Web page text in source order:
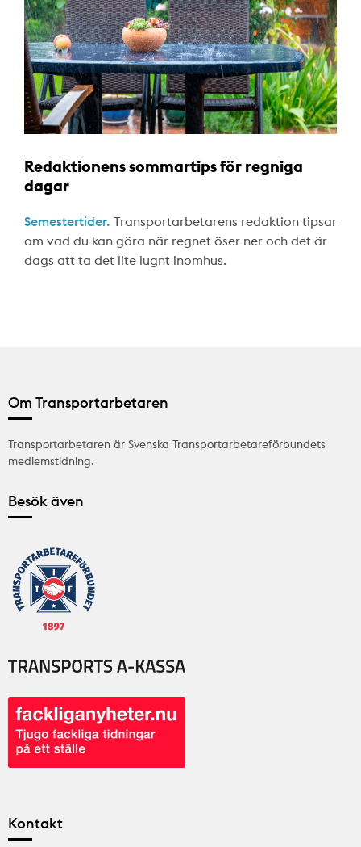
Redaktionens sommartips för regniga
dagar
Semestertider. Transportarbetarens redaktion tipsar
om vad du kan göra när regnet öser ner och det är
dags att ta det lite lugnt inomhus.
Om Transportarbetaren
Transportarbetaren är Svenska Transportarbetareförbundets
medlemstidning.
Besök även
Kontakt